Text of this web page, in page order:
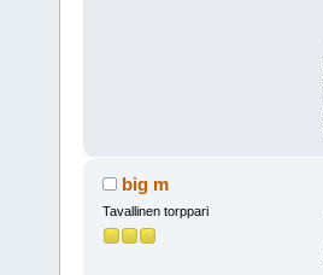
big m
Tavallinen torppari